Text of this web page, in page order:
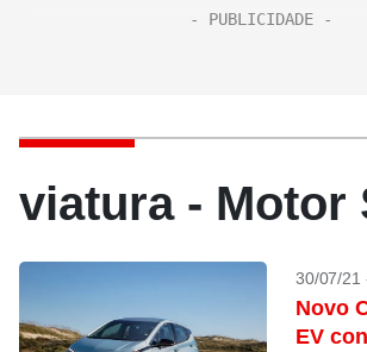
viatura - Motor
30/07/21
Novo
EV